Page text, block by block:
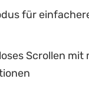
für
Scrollen mit